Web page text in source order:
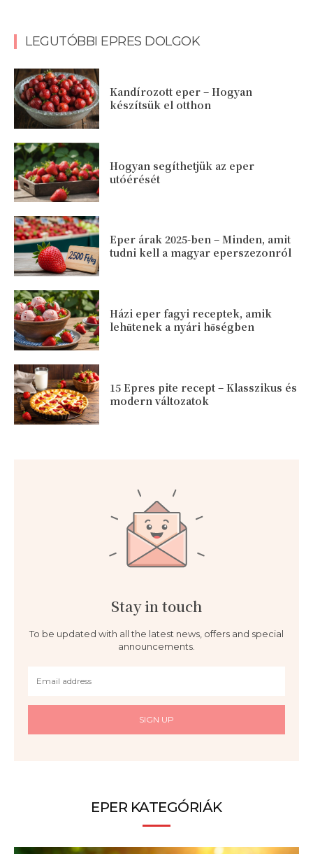
LEGUTÓBBI EPRES DOLGOK
Kandírozott eper – Hogyan
készítsük el otthon
Hogyan segíthetjük az eper
utóérését
Eper árak 2025-ben – Minden, amit
tudni kell a magyar eperszezonról
Házi eper fagyi receptek, amik
lehűtenek a nyári hőségben
15 Epres pite recept – Klasszikus és
modern változatok
Stay in touch
To be updated with all the latest news, offers and special
announcements.
SIGN UP
EPER KATEGÓRIÁK